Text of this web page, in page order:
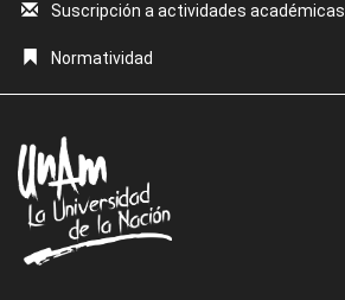
Suscripción a actividades académicas
Normatividad